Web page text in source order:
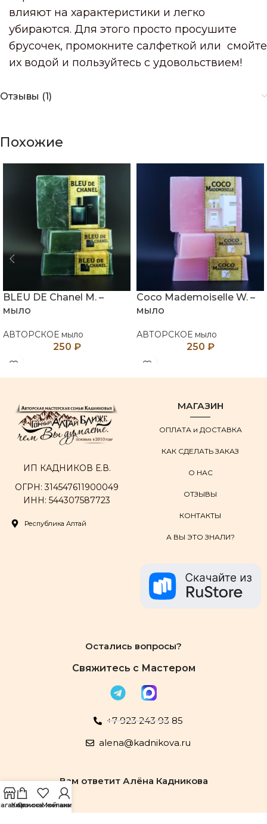
влияют на характеристики и легко
убираются. Для этого просто просушите
брусочек, промокните салфеткой или смойте
их водой и пользуйтесь с удовольствием!
Отзывы (1)
Похожие
BLEU DE Chanel M. –
мыло
АВТОРСКОЕ мыло
250 ₽
Coco Mademoiselle W. –
мыло
АВТОРСКОЕ мыло
250 ₽
ИП КАДНИКОВ Е.В.
ОГРН: 314547611900049
ИНН: 544307587723
Республика Алтай
МАГАЗИН
ОПЛАТА и ДОСТАВКА
КАК СДЕЛАТЬ ЗАКАЗ
О НАС
ОТЗЫВЫ
КОНТАКТЫ
А ВЫ ЭТО ЗНАЛИ?
Остались вопросы?
Свяжитесь с Мастером
+7 923 243 93 85
alena@kadnikova.ru
Вам ответит Алёна Кадникова
Корзина
Список желаний
Мой аккаунт